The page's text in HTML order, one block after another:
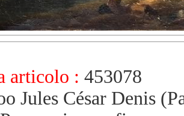
articolo : 453078
Jules César Denis